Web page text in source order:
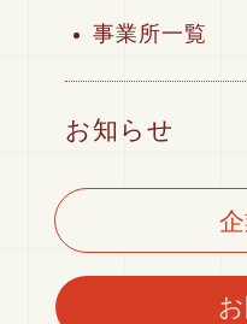
事業所一覧
お知らせ